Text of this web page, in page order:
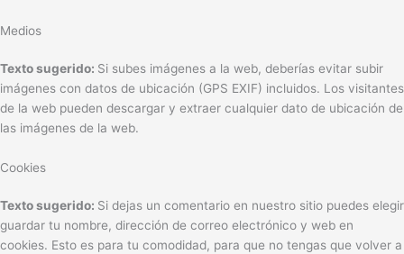
Medios
Texto sugerido: Si subes imágenes a la web, deberías evitar subir
imágenes con datos de ubicación (GPS EXIF) incluidos. Los visitantes
de la web pueden descargar y extraer cualquier dato de ubicación de
las imágenes de la web.
Cookies
Texto sugerido: Si dejas un comentario en nuestro sitio puedes elegir
guardar tu nombre, dirección de correo electrónico y web en
cookies. Esto es para tu comodidad, para que no tengas que volver a